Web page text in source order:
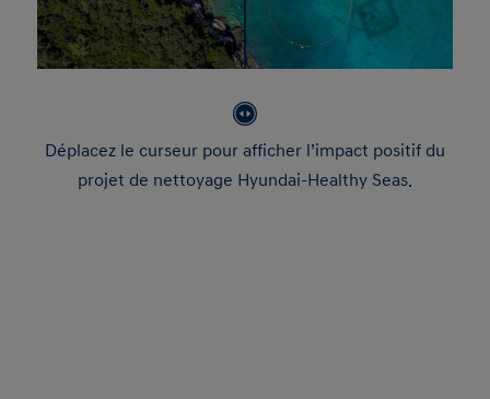
Déplacez le curseur pour afficher l’impact positif du
projet de nettoyage Hyundai-Healthy Seas.